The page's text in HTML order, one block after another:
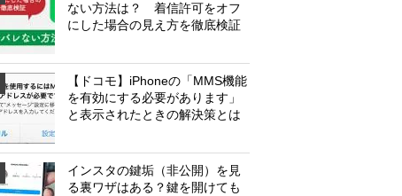
ない方法は？ 着信許可をオフ
にした場合の見え方を徹底検証
【ドコモ】iPhoneの「MMS機能
を有効にする必要があります」
と表示されたときの解決策とは
インスタの鍵垢（非公開）を見
る裏ワザはある？鍵を開けても